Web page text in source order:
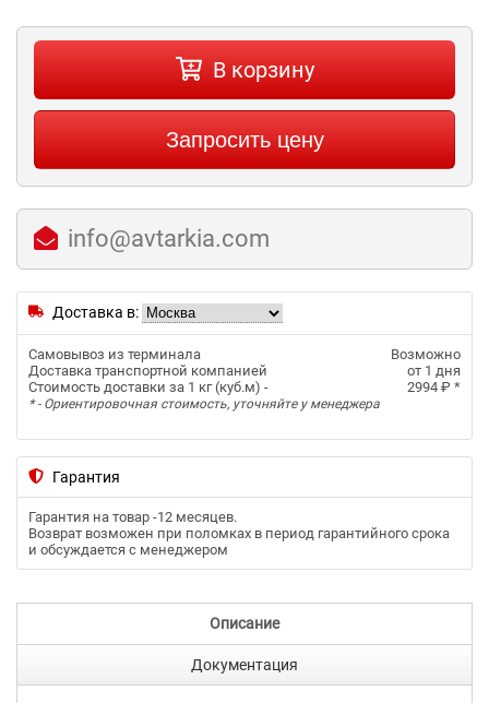
В корзину
Запросить цену
info@avtarkia.com
Доставка в:
Самовывоз из терминала
Возможно
Доставка транспортной компанией
от 1 дня
Стоимость доставки за 1 кг (куб.м) -
2994 ₽ *
* - Ориентировочная стоимость, уточняйте у менеджера
Гарантия
Гарантия на товар -12 месяцев.
Возврат возможен при поломках в период гарантийного срока
и обсуждается с менеджером
Описание
Документация